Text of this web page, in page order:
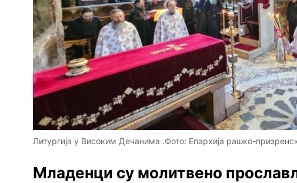
Литургија у Високим Дечанима .Фото: Епархија рашко-
Младенци су молитвено